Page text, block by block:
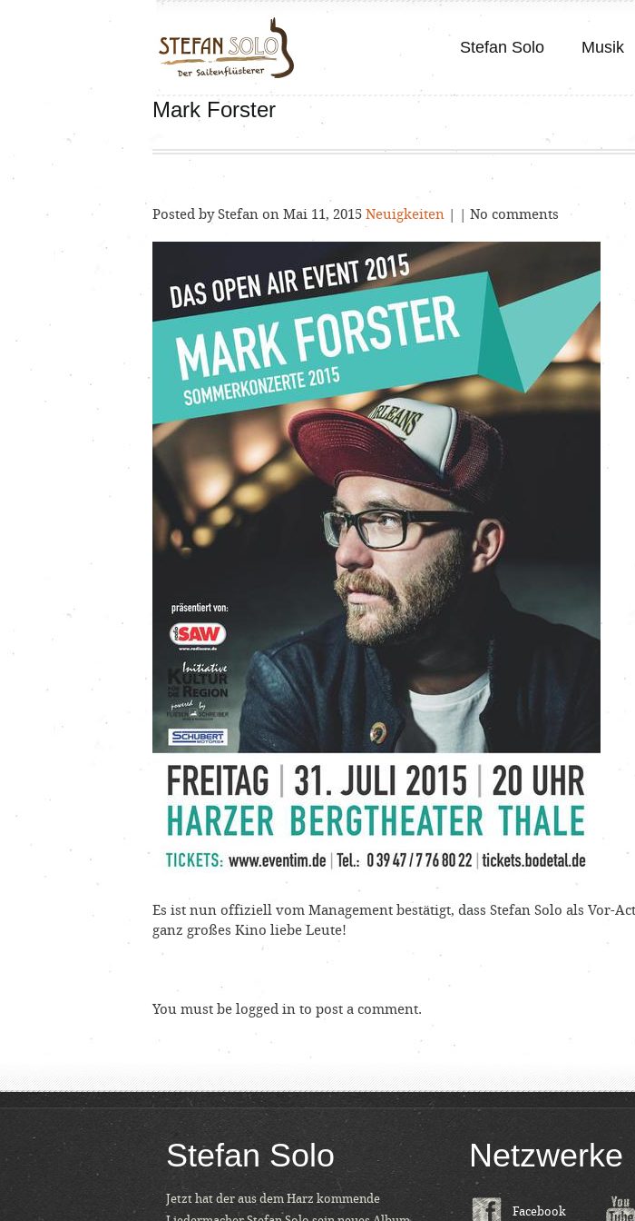
Stefan Solo Musik
Mark Forster
Posted by Stefan on Mai 11, 2015 Neuigkeiten | | No comments
Es ist nun offiziell vom Management bestätigt, dass Stefan Solo als Vor-
ganz großes Kino liebe Leute!
You must be logged in to post a comment.
Stefan Solo
Jetzt hat der aus dem Harz kommende
Netzwerke
Facebook